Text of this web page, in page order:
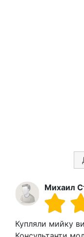
Михаил
Купляли мийку